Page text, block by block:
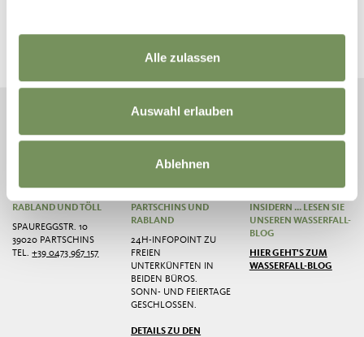
Alle zulassen
Auswahl erlauben
Ablehnen
NEWSLETTER ANMELDEN
RABLAND UND TÖLL
SPAUREGGSTR. 10
39020 PARTSCHINS
TEL.+39 0473 967 157
PARTSCHINS UND
RABLAND
24H-INFOPOINT ZU
FREIEN
UNTERKÜNFTEN IN
BEIDEN BÜROS.
SONN- UND FEIERTAGE
GESCHLOSSEN.
DETAILS ZU DEN
INSIDERN ... LESEN SIE
UNSEREN WASSERFALL-
BLOG
HIER GEHT'S ZUM
WASSERFALL-BLOG